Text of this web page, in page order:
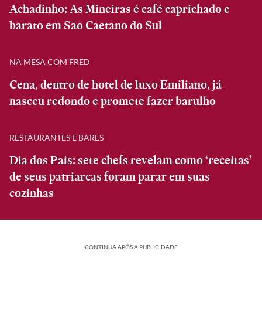
Achadinho: As Mineiras é café caprichado e
barato em São Caetano do Sul
NA MESA COM FRED
Cena, dentro de hotel de luxo Emiliano, já
nasceu redondo e promete fazer barulho
RESTAURANTES E BARES
Dia dos Pais: sete chefs revelam como ‘receitas’
de seus patriarcas foram parar em suas
cozinhas
CONTINUA APÓS A PUBLICIDADE